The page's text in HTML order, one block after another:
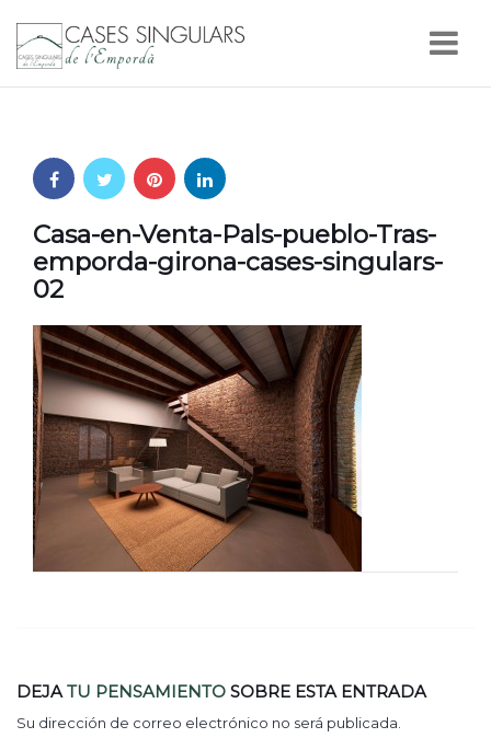
Casa-en-Venta-Pals-pueblo-Tras-
emporda-girona-cases-singulars-
02
DEJATU PENSAMIENTO SOBRE ESTA ENTRADA
Su dirección de correo electrónico no será publicada.